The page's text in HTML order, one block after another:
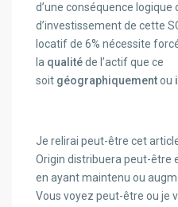
d’une conséquence logique
d’investissement de cette
locatif de 6% nécessite
la qualitéde l’actif que ce
soit géographiquementou
Je relirai peut-être cet
Origin distribuera peut-être
en ayant maintenu ou
Vous voyez peut-être ou je